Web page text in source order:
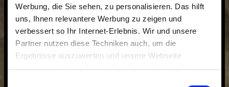
Werbung, die Sie sehen, zu personalisieren. Das hilft
uns, Ihnen relevantere Werbung zu zeigen und
verbessert so Ihr Internet-Erlebnis. Wir und unsere
Partner nutzen diese Techniken auch, um die
Ergebnisse auszuwerten und unsere Webseite
anzupassen. Wir schätzen Ihre Privatsphäre. Daher